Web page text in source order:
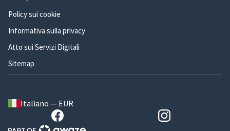
Policy sui cookie
Informativa sulla privacy
Atto sui Servizi Digitali
Sitemap
Italiano — EUR